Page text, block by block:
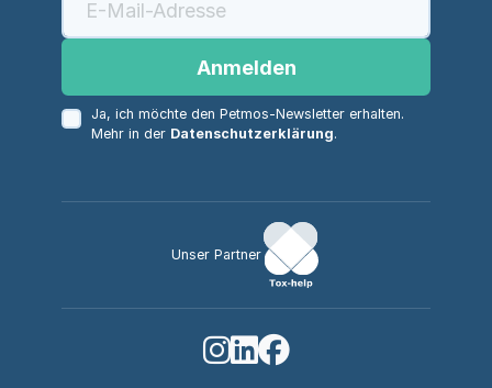
Anmelden
Ja, ich möchte den Petmos-Newsletter erhalten.
Mehr in der Datenschutzerklärung.
Unser Partner